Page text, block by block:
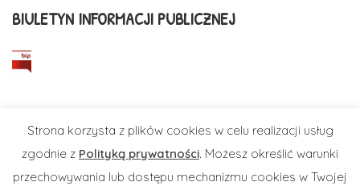
BIULETYN INFORMACJI PUBLICZNEJ
Strona korzysta z plików cookies w celu realizacji usług
zgodnie z Polityką prywatności. Możesz określić warunki
przechowywania lub dostępu mechanizmu cookies w Twojej